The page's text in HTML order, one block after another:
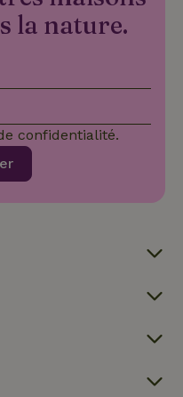
la nature.
confidentialité.